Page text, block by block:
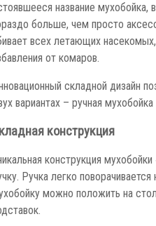
название
больше, чем просто
всех летающих
от комаров.
складной дизайн
вариантах – ручная
конструкция
конструкция
Ручка легко
можно положить на